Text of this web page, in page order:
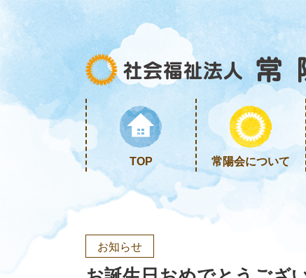
TOP 常陽会について
お知らせ